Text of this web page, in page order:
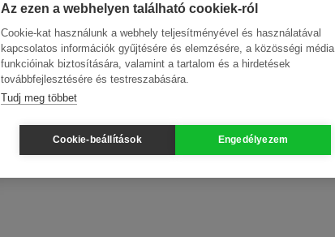
Az ezen a webhelyen található cookiek-ról
Cookie-kat használunk a webhely teljesítményével és használatával
kapcsolatos információk gyűjtésére és elemzésére, a közösségi média
funkcióinak biztosítására, valamint a tartalom és a hirdetések
továbbfejlesztésére és testreszabására.
Tudj meg többet
Cookie-beállítások Engedélyezem